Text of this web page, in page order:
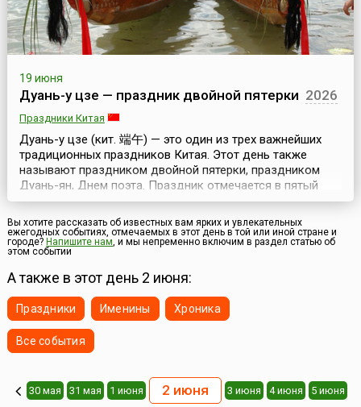
19 июня
Дуань-у цзе — праздник двойной пятерки 2026
Праздники Китая
Дуань-у цзе (кит. 端午) — это один из трех важнейших
традиционных праздников Китая. Этот день также
называют праздником двойной пятерки, праздником
Дуань-ян, Днем поэта. Праздник отмечается в пятый
день пятого месяца по лунному календарю. По
наиболее распространенному мнению, возникновение
этого праздника связано с памятью о древнем
китайском поэте-патриоте Цюй Юане. Цюй Юань жил в
Вы хотите рассказать об известных вам ярких и увлекательных
ежегодных событиях, отмечаемых в этот день в той или иной стране и
городе? Напишите нам, и мы непременно включим в раздел статью об
этом событии
А также в этот день 2 июня:
Праздники Именины Хроника
Все события
30 мая 31 мая 1 июня 2 июня 3 июня 4 июня 5 июня